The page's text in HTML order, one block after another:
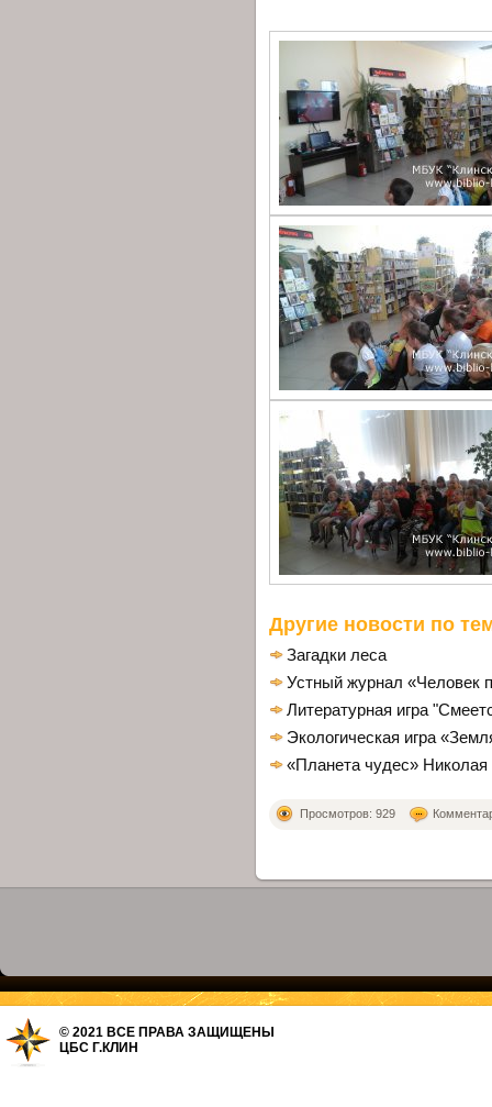
Другие новости по
Загадки леса
Устный журнал «Человек
Литературная игра
Экологическая игра
«Планета чудес»
Просмотров: 929
© 2021 ВСЕ ПРАВА ЗАЩИЩЕНЫ
ЦБС Г.КЛИН